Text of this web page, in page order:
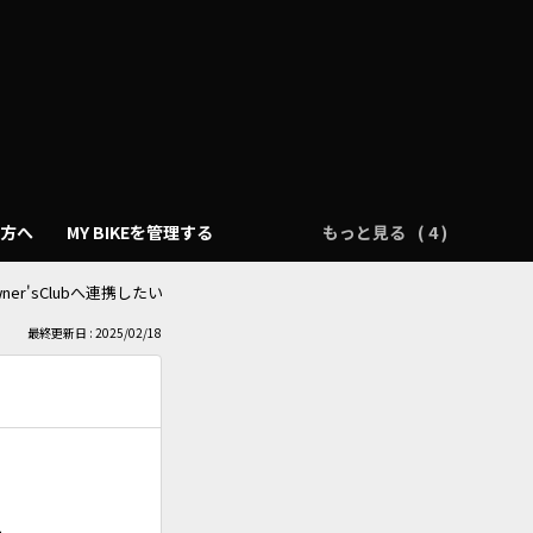
へ MY BIKEを管理する もっと見る
へ連携したい
最終更新日 : 2025/02/18